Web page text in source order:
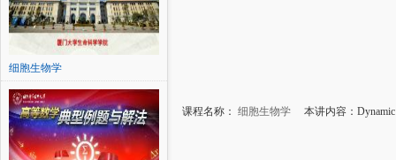
细胞生物学
课程名称： 细胞生物学 本讲内容：Dynamic